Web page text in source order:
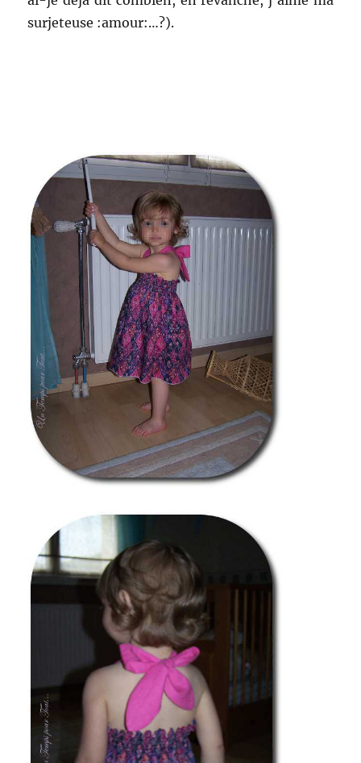
surjeteuse :amour:…?).